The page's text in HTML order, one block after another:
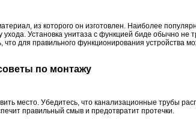
из которого он изготовлен. Наиболее
Установка унитаза с функцией биде обычно не
для правильного функционирования устройства
по монтажу
место. Убедитесь, что канализационные трубы
правильный смыв и предотвратит протечки.